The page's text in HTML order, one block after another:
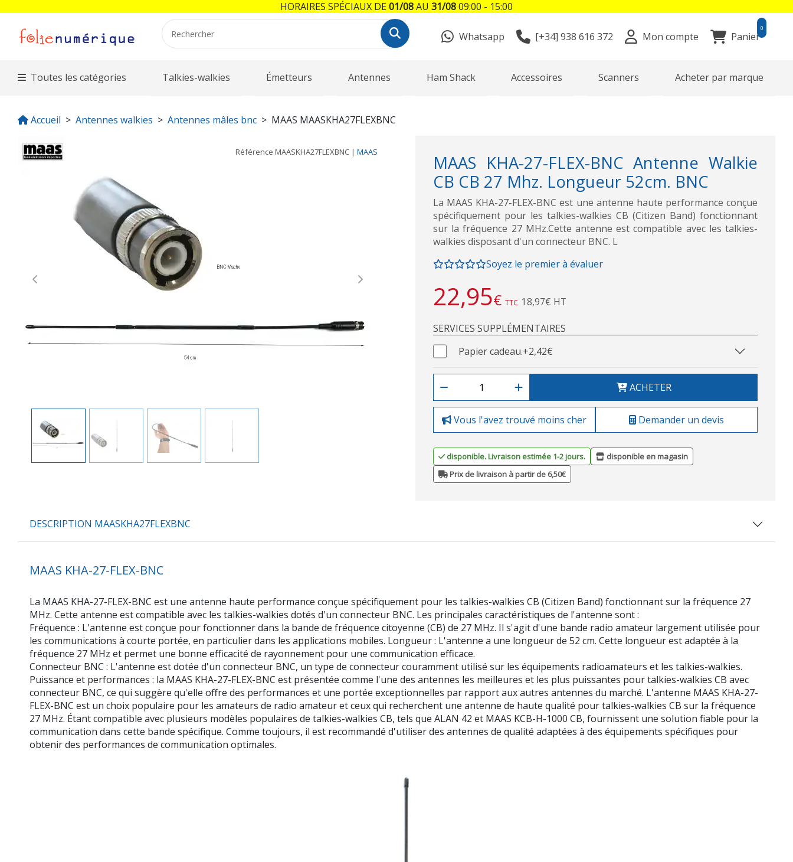
Whatsapp [+34] 938 616 372 Mon compte Panier
0
Toutes les catégories Talkies-walkies Émetteurs Antennes Ham Shack Accessoires Scanners Acheter par marque
Accueil Antennes walkies Antennes mâles bnc MAAS MAASKHA27FLEXBNC
Référence MAASKHA27FLEXBNC | MAAS
Previous Next
MAAS KHA-27-FLEX-BNC Antenne Walkie
CB CB 27 Mhz. Longueur 52cm. BNC
La MAAS KHA-27-FLEX-BNC est une antenne haute performance conçue
spécifiquement pour les talkies-walkies CB (Citizen Band) fonctionnant
sur la fréquence 27 MHz.Cette antenne est compatible avec les talkies-
walkies disposant d'un connecteur BNC. L
Soyez le premier à évaluer
22,95€ TTC 18,97€ HT
SERVICES SUPPLÉMENTAIRES
Papier cadeau.+2,42€
ACHETER
Vous l'avez trouvé moins cher Demander un devis
disponible. Livraison estimée 1-2 jours.
disponible en magasin
Prix de livraison à partir de 6,50€
DESCRIPTION MAASKHA27FLEXBNC
MAAS KHA-27-FLEX-BNC
La MAAS KHA-27-FLEX-BNC est une antenne haute performance conçue spécifiquement pour les talkies-walkies CB (Citizen Band) fonctionnant sur la fréquence 27
MHz. Cette antenne est compatible avec les talkies-walkies dotés d'un connecteur BNC. Les principales caractéristiques de l'antenne sont :
Fréquence : L'antenne est conçue pour fonctionner dans la bande de fréquence citoyenne (CB) de 27 MHz. Il s'agit d'une bande radio amateur largement utilisée pour
les communications à courte portée, en particulier dans les applications mobiles. Longueur : L'antenne a une longueur de 52 cm. Cette longueur est adaptée à la
fréquence 27 MHz et permet une bonne efficacité de rayonnement pour une communication efficace.
Connecteur BNC : L'antenne est dotée d'un connecteur BNC, un type de connecteur couramment utilisé sur les équipements radioamateurs et les talkies-walkies.
Puissance et performances : la MAAS KHA-27-FLEX-BNC est présentée comme l'une des antennes les meilleures et les plus puissantes pour talkies-walkies CB avec
connecteur BNC, ce qui suggère qu'elle offre des performances et une portée exceptionnelles par rapport aux autres antennes du marché. L'antenne MAAS KHA-27-
FLEX-BNC est un choix populaire pour les amateurs de radio amateur et ceux qui recherchent une antenne de haute qualité pour talkies-walkies CB sur la fréquence
27 MHz. Étant compatible avec plusieurs modèles populaires de talkies-walkies CB, tels que ALAN 42 et MAAS KCB-H-1000 CB, fournissent une solution fiable pour la
communication dans cette bande spécifique. Comme toujours, il est recommandé d'utiliser des antennes de qualité adaptées à des équipements spécifiques pour
obtenir des performances de communication optimales.
HORAIRES SPÉCIAUX DE01/08AU 31/0809:00 - 15:00